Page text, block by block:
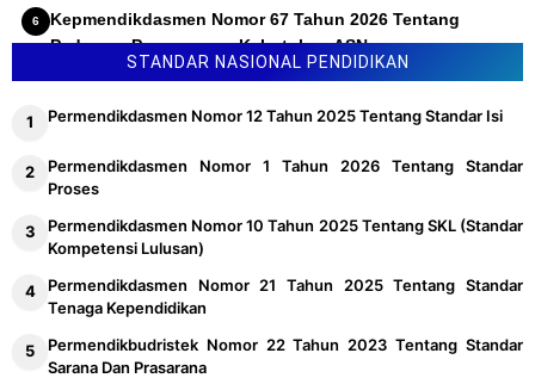
Kepmendikdasmen Nomor 67 Tahun 2026 Tentang
Pedoman Penyusunan Kebutuhan ASN
STANDAR NASIONAL PENDIDIKAN
Permendikdasmen Nomor 12 Tahun 2025 Tentang Standar Isi
Permendikdasmen Nomor 1 Tahun 2026 Tentang Standar
Proses
Permendikdasmen Nomor 10 Tahun 2025 Tentang SKL (Standar
Kompetensi Lulusan)
Permendikdasmen Nomor 21 Tahun 2025 Tentang Standar
Tenaga Kependidikan
Permendikbudristek Nomor 22 Tahun 2023 Tentang Standar
Sarana Dan Prasarana